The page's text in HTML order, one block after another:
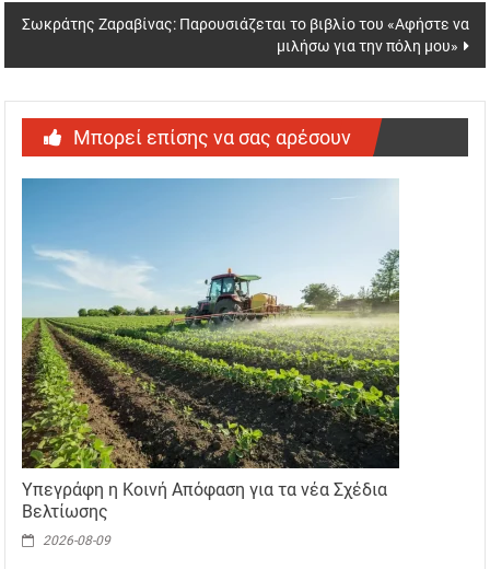
Σωκράτης Ζαραβίνας: Παρουσιάζεται το βιβλίο του «Αφήστε να
μιλήσω για την πόλη μου»
Μπορεί επίσης να σας αρέσουν
Υπεγράφη η Κοινή Απόφαση για τα νέα Σχέδια
Βελτίωσης
2026-08-09